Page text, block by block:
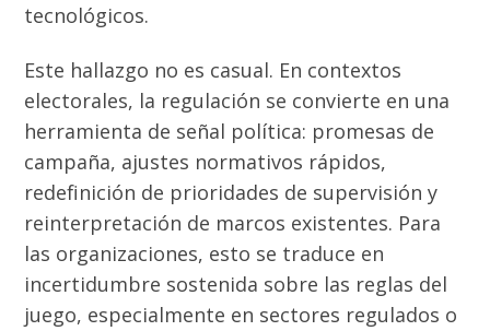
tecnológicos.
Este hallazgo no es casual. En contextos
electorales, la regulación se convierte en una
herramienta de señal política: promesas de
campaña, ajustes normativos rápidos,
redefinición de prioridades de supervisión y
reinterpretación de marcos existentes. Para
las organizaciones, esto se traduce en
incertidumbre sostenida sobre las reglas del
juego, especialmente en sectores regulados o